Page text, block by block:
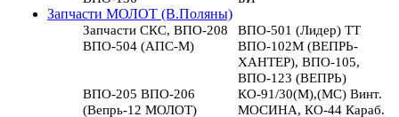
Запчасти МОЛОТ (В.Поляны)
Запчасти СКС, ВПО-208
ВПО-501 (Лидер) ТТ
ВПО-504 (АПС-М)
ВПО-102М (ВЕПРЬ-
ХАНТЕР), ВПО-105,
ВПО-123 (ВЕПРЬ)
ВПО-205 ВПО-206
(Вепрь-12 МОЛОТ)
КО-91/30(М),(МС) Винт.
МОСИНА, КО-44 Караб.